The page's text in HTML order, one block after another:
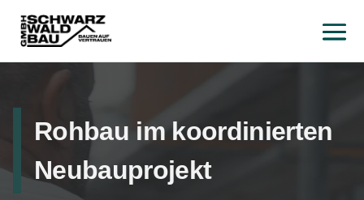
Rohbau im koordinierten
Neubauprojekt